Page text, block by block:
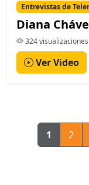
Entrevistas de
Diana
324 visualizaciones
Ver Video
1 2